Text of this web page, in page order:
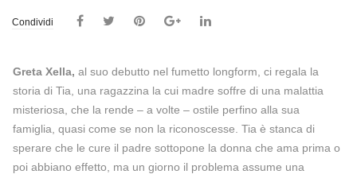
Condividi
Greta Xella, al suo debutto nel fumetto longform, ci regala la
storia di Tia, una ragazzina la cui madre soffre di una malattia
misteriosa, che la rende – a volte – ostile perfino alla sua
famiglia, quasi come se non la riconoscesse. Tia è stanca di
sperare che le cure il padre sottopone la donna che ama prima o
poi abbiano effetto, ma un giorno il problema assume una